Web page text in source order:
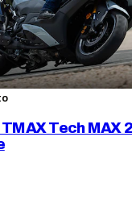
Tech MAX